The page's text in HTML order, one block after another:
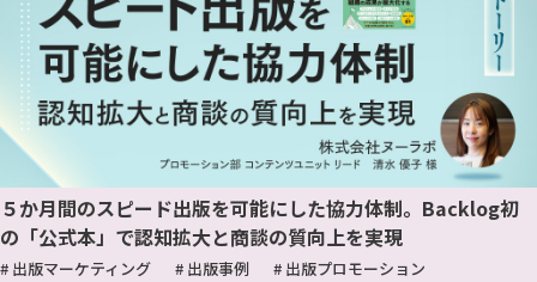
５か月間のスピード出版を可能にした協力体制。Backlog初
の「公式本」で認知拡大と商談の質向上を実現
# 出版マーケティング # 出版事例
# 出版プロモーション